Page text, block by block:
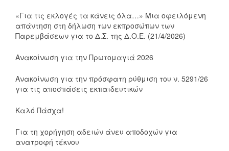
«Για τις εκλογές τα κάνεις όλα…» Μια οφειλόμενη
απάντηση στη δήλωση των εκπροσώπων των
Παρεμβάσεων για το Δ.Σ. της Δ.Ο.Ε. (21/4/2026)
Ανακοίνωση για την Πρωτομαγιά 2026
Ανακοίνωση για την πρόσφατη ρύθμιση του ν. 5291/26
για τις αποσπάσεις εκπαιδευτικών
Καλό Πάσχα!
Για τη χορήγηση αδειών άνευ αποδοχών για
ανατροφή τέκνου